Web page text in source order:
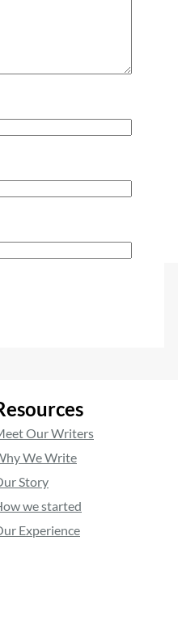
Our Writers
We Write
Story
we started
Experience